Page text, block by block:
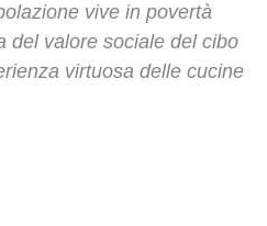
vive in povertà
del valore sociale del cibo
virtuosa delle cucine